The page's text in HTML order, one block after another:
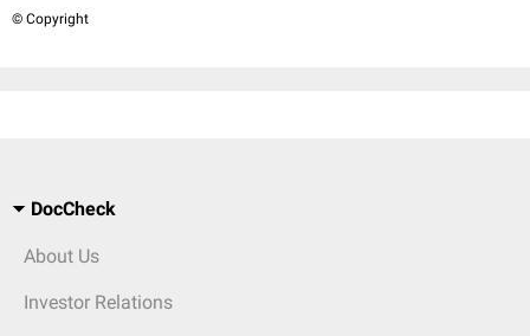
© Copyright
DocCheck
About Us
Investor Relations